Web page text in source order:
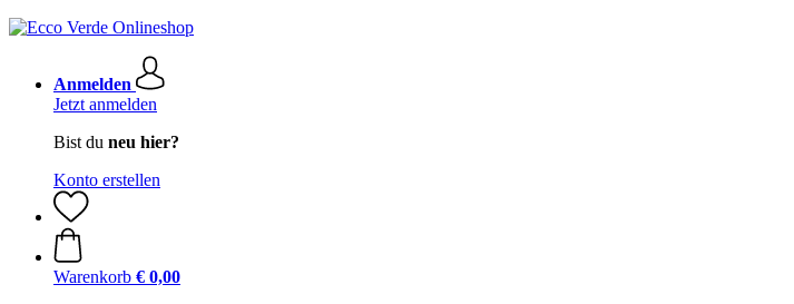
Anmelden
Jetzt anmelden
Bist du neu hier?
Konto erstellen
Warenkorb € 0,00